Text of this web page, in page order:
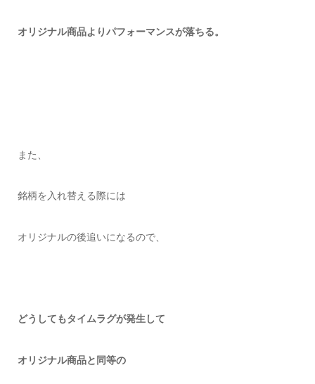
オリジナル商品よりパフォーマンスが落ちる。
また、
銘柄を入れ替える際には
オリジナルの後追いになるので、
どうしてもタイムラグが発生して
オリジナル商品と同等の